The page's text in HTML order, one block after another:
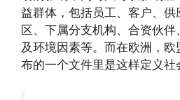
益群体，包括员工、客户、
区、下属分支机构、合资伙
及环境因素等。而在欧洲，
布的一个文件里是这样定义社